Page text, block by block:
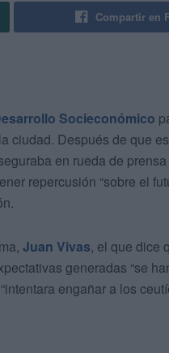
Compartir en
Socieconómico
ciudad. Después de que
en rueda de
repercusión “sobre el
Juan Vivas, el que dice
generadas “se
engañar a los